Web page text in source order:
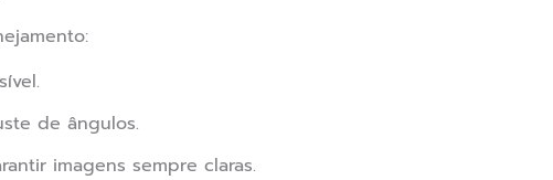
de ângulos.
imagens sempre claras.